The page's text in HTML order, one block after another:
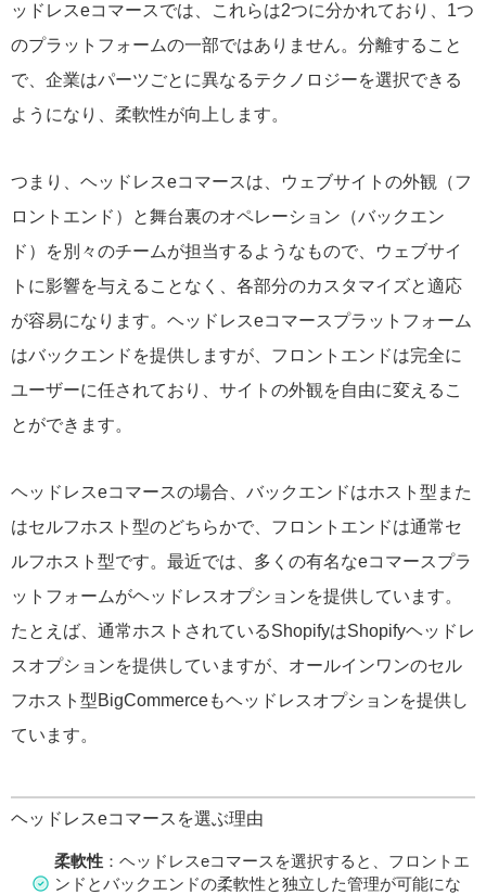
ッドレスeコマースでは、これらは2つに分かれており、1つ
のプラットフォームの一部ではありません。分離すること
で、企業はパーツごとに異なるテクノロジーを選択できる
ようになり、柔軟性が向上します。
つまり、ヘッドレスeコマースは、ウェブサイトの外観（フ
ロントエンド）と舞台裏のオペレーション（バックエン
ド）を別々のチームが担当するようなもので、ウェブサイ
トに影響を与えることなく、各部分のカスタマイズと適応
が容易になります。ヘッドレスeコマースプラットフォーム
はバックエンドを提供しますが、フロントエンドは完全に
ユーザーに任されており、サイトの外観を自由に変えるこ
とができます。
ヘッドレスeコマースの場合、バックエンドはホスト型また
はセルフホスト型のどちらかで、フロントエンドは通常セ
ルフホスト型です。最近では、多くの有名なeコマースプラ
ットフォームがヘッドレスオプションを提供しています。
たとえば、通常ホストされているShopifyはShopifyヘッドレ
スオプションを提供していますが、オールインワンのセル
フホスト型BigCommerceもヘッドレスオプションを提供し
ています。
ヘッドレスeコマースを選ぶ理由
柔軟性 ：ヘッドレスeコマースを選択すると、フロントエ
ンドとバックエンドの柔軟性と独立した管理が可能にな